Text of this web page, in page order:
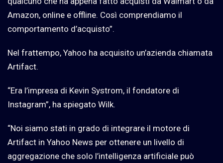
Amazon, online e offline. Così comprendiamo il
comportamento d’acquisto”.
Nel frattempo, Yahoo ha acquisito un’azienda chiamata
Artifact.
“Era l’impresa di Kevin Systrom, il fondatore di
Instagram”, ha spiegato Wilk.
“Noi siamo stati in grado di integrare il motore di
Artifact in Yahoo News per ottenere un livello di
aggregazione che solo l’intelligenza artificiale può